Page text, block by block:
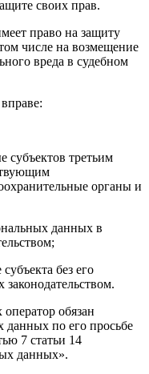
своих прав.
право на защиту
числе на возмещение
вреда в судебном
субъектов третьим
органы и
данных в
без его
законодательством.
обязан
данных по его просьбе
7 статьи 14
данных».